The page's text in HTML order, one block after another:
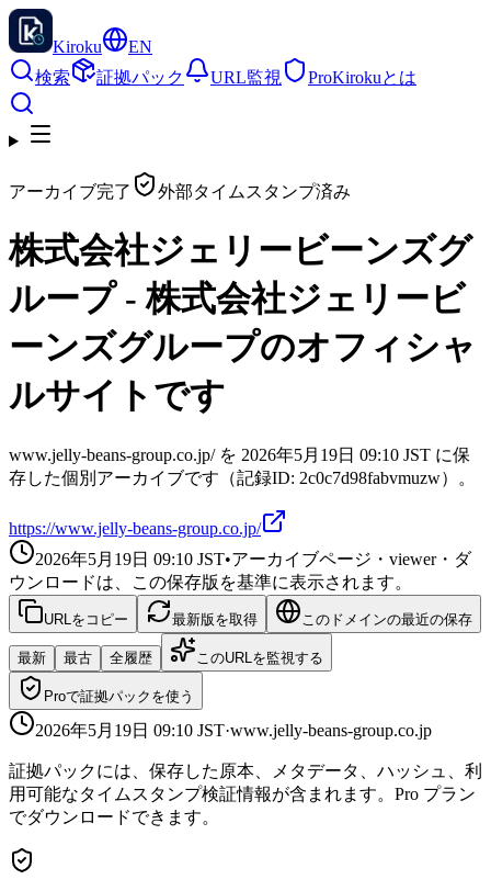
Kiroku
EN
検索
証拠パック URL監視 ProKirokuとは
アーカイブ完了 外部タイムスタンプ済み
株式会社ジェリービーンズグ
ループ - 株式会社ジェリービ
ーンズグループのオフィシャ
ルサイトです
www.jelly-beans-group.co.jp/ を 2026年5月19日 09:10 JST に保
存した個別アーカイブです（記録ID: 2c0c7d98fabvmuzw）。
https://www.jelly-beans-group.co.jp/
2026年5月19日 09:10 JST•アーカイブページ・viewer・ダ
ウンロードは、この保存版を基準に表示されます。
URLをコピー 最新版を取得 このドメインの最近の保存
最新 最古 全履歴 このURLを監視する
Proで証拠パックを使う
2026年5月19日 09:10 JST·www.jelly-beans-group.co.jp
証拠パックには、保存した原本、メタデータ、ハッシュ、利
用可能なタイムスタンプ検証情報が含まれます。Pro プラン
でダウンロードできます。